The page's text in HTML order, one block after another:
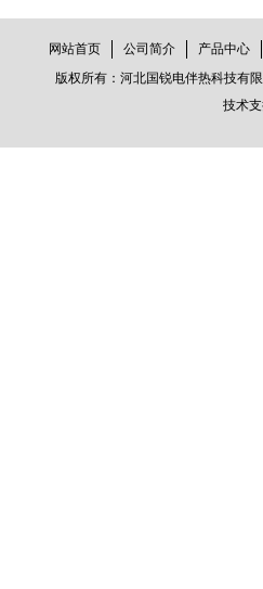
网站首页 公司简介
产品中心
版权所有：河北国锐电伴热科技有
技术